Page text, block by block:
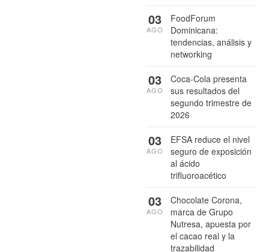
FoodForum
Dominicana:
tendencias, análisis y
networking
03
AGO
Coca-Cola presenta
sus resultados del
segundo trimestre de
2026
03
AGO
EFSA reduce el nivel
seguro de exposición
al ácido
trifluoroacético
03
AGO
Chocolate Corona,
marca de Grupo
Nutresa, apuesta por
el cacao real y la
trazabilidad
03
AGO